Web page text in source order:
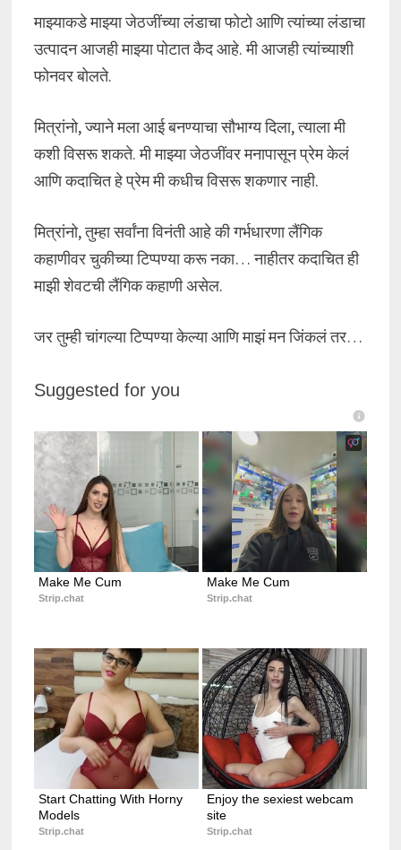
माझ्याकडे माझ्या जेठजींच्या लंडाचा फोटो आणि त्यांच्या लंडाचा
उत्पादन आजही माझ्या पोटात कैद आहे. मी आजही त्यांच्याशी
फोनवर बोलते.
मित्रांनो, ज्याने मला आई बनण्याचा सौभाग्य दिला, त्याला मी
कशी विसरू शकते. मी माझ्या जेठजींवर मनापासून प्रेम केलं
आणि कदाचित हे प्रेम मी कधीच विसरू शकणार नाही.
मित्रांनो, तुम्हा सर्वांना विनंती आहे की गर्भधारणा लैंगिक
कहाणीवर चुकीच्या टिप्पण्या करू नका… नाहीतर कदाचित ही
माझी शेवटची लैंगिक कहाणी असेल.
जर तुम्ही चांगल्या टिप्पण्या केल्या आणि माझं मन जिंकलं तर…
Suggested for you
Make Me Cum
Strip.chat
Make Me Cum
Strip.chat
Start Chatting With Horny
Models
Strip.chat
Enjoy the sexiest webcam
site
Strip.chat